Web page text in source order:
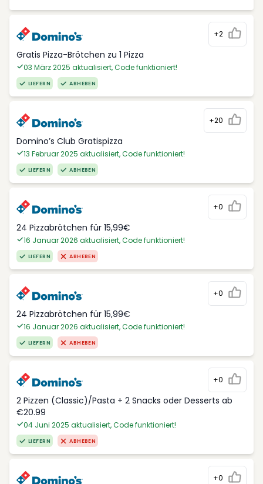
+2
Gratis Pizza-Brötchen zu 1 Pizza
03 März 2025 aktualisiert, Code funktioniert!
LIEFERN ABHEBEN
+20
Domino’s Club Gratispizza
13 Februar 2025 aktualisiert, Code funktioniert!
LIEFERN ABHEBEN
+0
24 Pizzabrötchen für 15,99€
16 Januar 2026 aktualisiert, Code funktioniert!
LIEFERN ABHEBEN
+0
24 Pizzabrötchen für 15,99€
16 Januar 2026 aktualisiert, Code funktioniert!
LIEFERN ABHEBEN
+0
2 Pizzen (Classic)/Pasta + 2 Snacks oder Desserts ab
€20.99
04 Juni 2025 aktualisiert, Code funktioniert!
LIEFERN ABHEBEN
+0